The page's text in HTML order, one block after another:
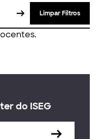
Limpar Filtros
do ISEG